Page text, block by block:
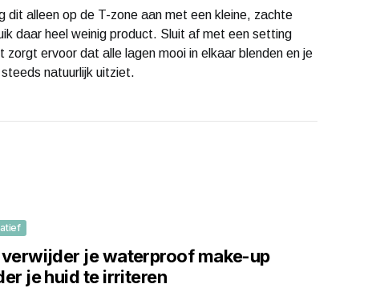
dit alleen op de T-zone aan met een kleine, zachte
daar heel weinig product. Sluit af met een setting
ervoor dat alle lagen mooi in elkaar blenden en je
natuurlijk uitziet.
verwijder je waterproof make-up
je huid te irriteren